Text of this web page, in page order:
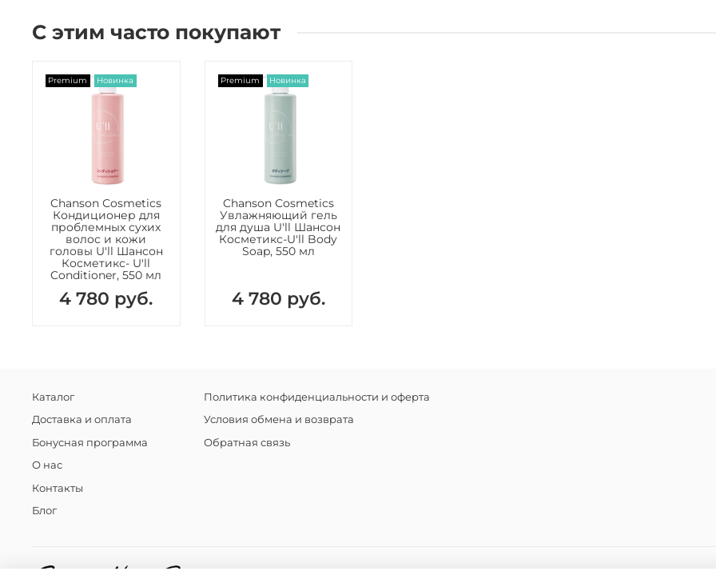
С этим часто покупают
Premium Новинка
Chanson Сosmetics
Кондиционер для
проблемных сухих
волос и кожи
головы U'll Шансон
Косметикс- U'll
Conditioner, 550 мл
4 780 руб.
Premium Новинка
Chanson Сosmetics
Увлажняющий гель
для душа U'll Шансон
Косметикс-U'll Body
Soap, 550 мл
4 780 руб.
Каталог
Доставка и оплата
Бонусная программа
О нас
Контакты
Блог
Политика конфиденциальности и оферта
Условия обмена и возврата
Обратная связь